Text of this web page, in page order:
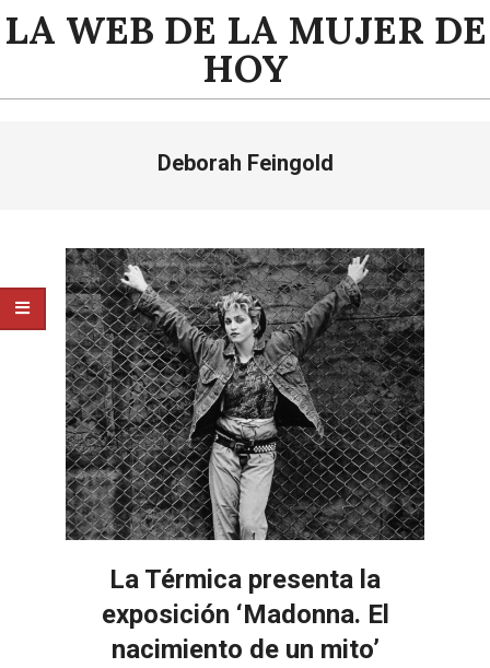
Saltar
alLA WEB DE LA MUJER DE
HOY
Deborah Feingold
La Térmica presenta la
exposición ‘Madonna. El
nacimiento de un mito’